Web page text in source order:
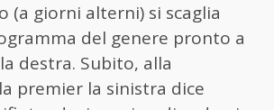
(a giorni alterni) si scaglia
del genere pronto a
destra. Subito, alla
premier la sinistra dice